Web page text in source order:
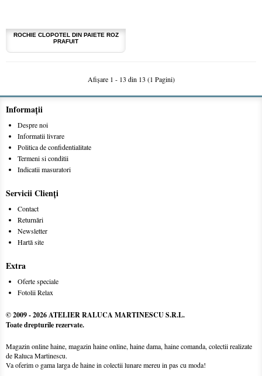
ROCHIE CLOPOTEL DIN PAIETE ROZ
PRAFUIT
Afişare 1 - 13 din 13 (1 Pagini)
Informaţii
Despre noi
Informatii livrare
Politica de confidentialitate
Termeni si conditii
Indicatii masuratori
Servicii Clienţi
Contact
Returnări
Newsletter
Hartă site
Extra
Oferte speciale
Fotolii Relax
© 2009 -2026 ATELIER RALUCA MARTINESCU S.R.L.
Toate drepturile rezervate.
Magazin online haine, magazin haine online, haine dama, haine comanda, colectii realizate
de Raluca Martinescu.
Va oferim o gama larga de haine in colectii lunare mereu in pas cu moda!